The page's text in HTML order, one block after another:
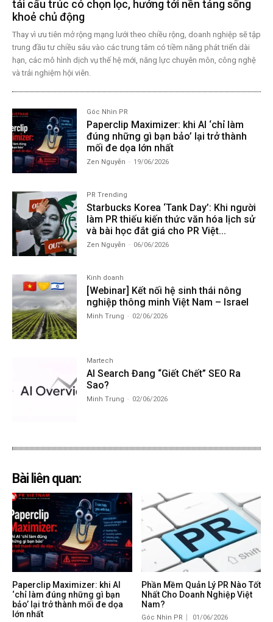
tái cấu trúc có chọn lọc, hướng tới nền tảng sống
khoẻ chủ động
Thay vì ưu tiên mở rộng mạng lưới theo chiều rộng, doanh nghiệp sẽ tập
trung đầu tư chiều sâu vào các trung tâm có tiềm năng phát triển dài
hạn, các mô hình dịch vụ thế hệ mới, năng lực chuyên môn, công nghệ
và trải nghiệm hội viên.
Góc Nhìn PR
Paperclip Maximizer: khi AI ‘chỉ làm
đúng những gì bạn bảo’ lại trở thành
mối đe dọa lớn nhất
Zen Nguyễn - 19/06/2026
PR Trending
Starbucks Korea ‘Tank Day’: Khi người
làm PR thiếu kiến thức văn hóa lịch sử
và bài học đắt giá cho PR Việt...
Zen Nguyễn - 06/06/2026
Kinh doanh
[Webinar] Kết nối hệ sinh thái nông
nghiệp thông minh Việt Nam – Israel
Minh Trung - 02/06/2026
Martech
AI Search Đang “Giết Chết” SEO Ra
Sao?
Minh Trung - 02/06/2026
Bài liên quan:
Paperclip Maximizer: khi AI
‘chỉ làm đúng những gì bạn
bảo’ lại trở thành mối đe dọa
lớn nhất
Phần Mềm Quản Lý PR Nào Tốt
Nhất Cho Doanh Nghiệp Việt
Nam?
Góc Nhìn PR 01/06/2026